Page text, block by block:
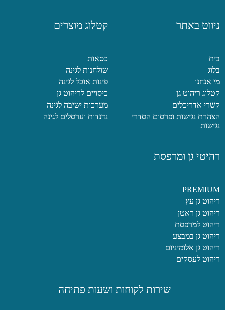
ניווט באתר
בית
בלוג
מי אנחנו
קטלוג ריהוט גן
קשרי אדריכלים
הצהרת נגישות ופרסום הסדרי
נגישות
קטלוג מוצרים
כסאות
שולחנות לגינה
פינות אוכל לגינה
כיסויים לריהוט גן
מערכות ישיבה לגינה
נדנדות וערסלים לגינה
רהיטי גן ומרפסת
PREMIUM
ריהוט גן עץ
ריהוט גן ראטן
ריהוט למרפסת
ריהוט גן במבצע
ריהוט גן אלומיניום
ריהוט לעסקים
שירות לקוחות ושעות פתיחה